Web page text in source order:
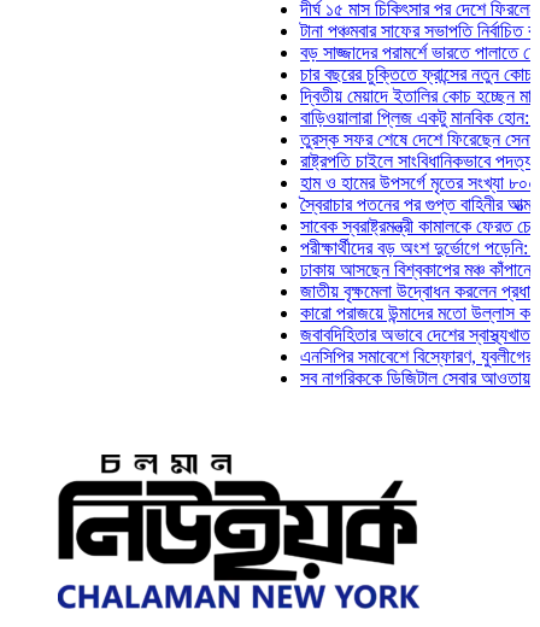
দীর্ঘ ১৫ মাস চিকিৎসার পর দেশে ফিরলেন
টানা পঞ্চমবার সাফের সভাপতি নির্বাচিত কাজী
বড় সাজ্জাদের পরামর্শে ভারতে পালাতে
চার বছরের চুক্তিতে ফ্রান্সের নতুন কোচ জিদান
দ্বিতীয় মেয়াদে ইতালির কোচ হচ্ছেন মানচিনি
বাড়িওয়ালারা প্লিজ একটু মানবিক হোন: মনিরা মিঠু
তুরস্ক সফর শেষে দেশে ফিরেছেন সেনাপ্রধান
রাষ্ট্রপতি চাইলে সাংবিধানিকভাবে পদত্যাগ করতে
হাম ও হামের উপসর্গে মৃতের সংখ্যা ৮০০ ছাড়াল
স্বৈরাচার পতনের পর গুপ্ত বাহিনীর আত্মপ্রকাশ:
সাবেক স্বরাষ্ট্রমন্ত্রী কামালকে ফেরত চেয়ে
পরীক্ষার্থীদের বড় অংশ দুর্ভোগে পড়েনি: ড.
ঢাকায় আসছেন বিশ্বকাপের মঞ্চ কাঁপানো সেই
জাতীয় বৃক্ষমেলা উদ্বোধন করলেন প্রধানমন্ত্রী
কারো পরাজয়ে উন্মাদের মতো উল্লাস করতে হয়
জবাবদিহিতার অভাবে দেশের স্বাস্থ্যখাত নানা
এনসিপির সমাবেশে বিস্ফোরণ, যুবলীগের দুই
সব নাগরিককে ডিজিটাল সেবার আওতায় আনতে